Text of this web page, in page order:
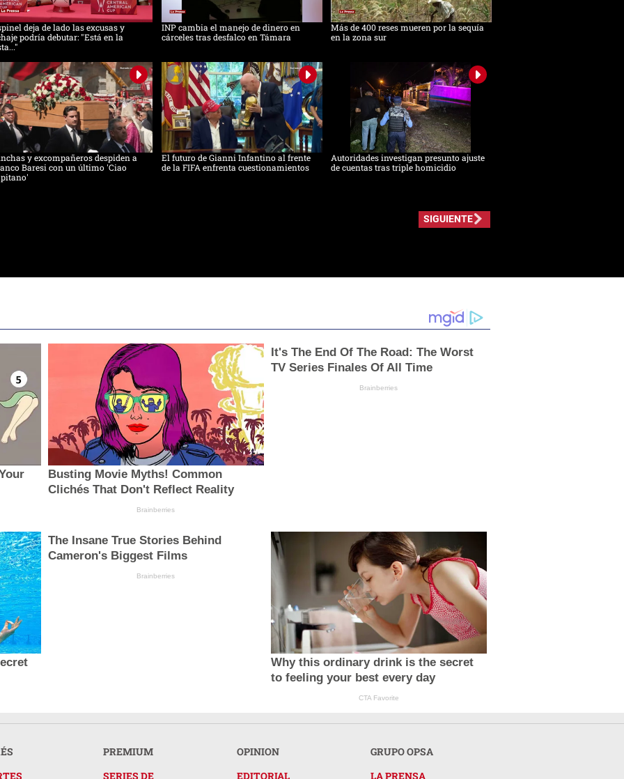
deja de lado las excusas y
podría debutar: "Está en la
INP cambia el manejo de dinero en
cárceles tras desfalco en Támara
Más de 400 reses mueren por la sequía
en la zona sur
y excompañeros despiden a
Baresi con un último 'Ciao
El futuro de Gianni Infantino al frente
de la FIFA enfrenta cuestionamientos
Autoridades investigan presunto ajuste
de cuentas tras triple homicidio
SIGUIENTE
Busting Movie Myths! Common
Clichés That Don't Reflect Reality
Brainberries
It's The End Of The Road: The Worst
TV Series Finales Of All Time
Brainberries
The Insane True Stories Behind
Cameron's Biggest Films
Brainberries
Why this ordinary drink is the secret
to feeling your best every day
CTA Favorite
PREMIUM
SERIES DE
OPINION
EDITORIAL
GRUPO OPSA
LA PRENSA